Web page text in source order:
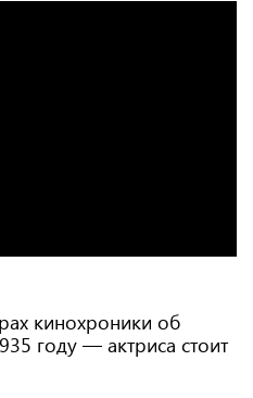
кинохроники об
году — актриса стоит